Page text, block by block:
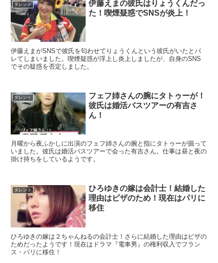
タレント
伊藤えまの彼氏はりょうくんだっ
た！喫煙疑惑でSNSが炎上！
伊藤えまがSNSで彼氏を匂わせてりょうくんという彼氏がいたとバ
レてしまいました。喫煙疑惑が浮上し炎上しましたが、自身のSNS
でその疑惑を否定しました。
タレント
フェフ姉さんの腕にタトゥーが！
彼氏は婚活バスツアーの有吉さ
ん！
月曜から夜ふかしに出演のフェフ姉さんの腕と指にタトゥーが掘って
いました。彼氏は婚活バスツアーで会った有吉さん。仕事は昼と夜の
掛け持ちをしているようです。
タレント
ひろゆきの嫁は会計士！結婚した
理由はビザのため！現在はパリに
移住
ひろゆきの嫁は２ちゃんねるの会計士！さらに結婚した理由はビザの
ためだったようです！現在はドラマ『電車男』の権利収入でフラン
ス・パリに移住！